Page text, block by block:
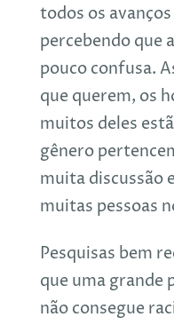
todos os
percebendo que
pouco confusa.
que querem, os
muitos deles
gênero
muita discussão
muitas pessoas
Pesquisas bem
que uma grande
não consegue